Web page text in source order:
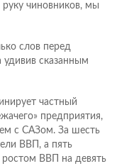
чиновников, мы
слов перед
удивив сказанным
частный
предприятия,
с САЗом. За шесть
ВВП, а пять
ростом ВВП на девять